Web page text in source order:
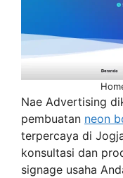
Nae Advertising
pembuatan neon
terpercaya di
konsultasi dan
signage usaha